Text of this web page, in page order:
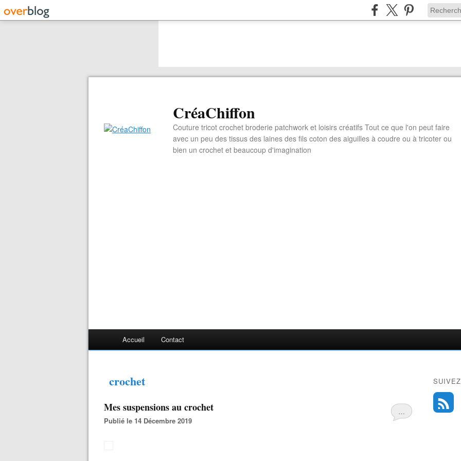
CréaChiffon
Couture tricot crochet broderie patchwork et loisirs créatifs Tout ce que l'on peut faire
avec un peu des tissus des laines des fils coton des aiguilles à coudre ou à tricoter ou
bien un crochet et beaucoup d'imagination
Accueil Contact
crochet
…
Mes suspensions au crochet
Publié le 14 Décembre 2019